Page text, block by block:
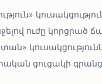
ուժը կորցրած
ցուցակի